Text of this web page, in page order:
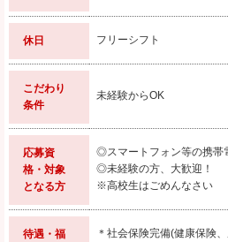
休日 フリーシフト
こだわり
条件
未経験からOK
応募資
格・対象
となる方
◎スマートフォン等の携帯
◎未経験の方、大歓迎！
※高校生はごめんなさい
待遇・福
＊社会保険完備(健康保険